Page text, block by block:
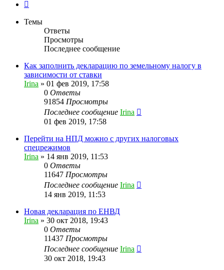
Темы
Ответы
Просмотры
Последнее сообщение
Как заполнить декларацию по земельному налогу в
зависимости от ставки
Irina » 01 фев 2019, 17:58
0 Ответы
91854 Просмотры
Последнее сообщение Irina
01 фев 2019, 17:58
Перейти на НПД можно с других налоговых
спецрежимов
Irina » 14 янв 2019, 11:53
0 Ответы
11647 Просмотры
Последнее сообщение Irina
14 янв 2019, 11:53
Новая декларация по ЕНВД
Irina » 30 окт 2018, 19:43
0 Ответы
11437 Просмотры
Последнее сообщение Irina
30 окт 2018, 19:43